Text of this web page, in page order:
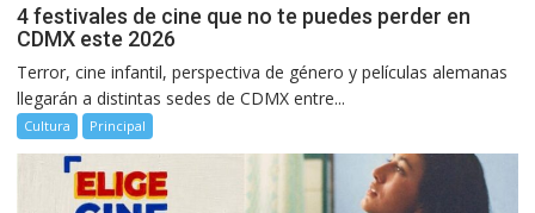
4 festivales de cine que no te puedes perder en
CDMX este 2026
Terror, cine infantil, perspectiva de género y películas alemanas
llegarán a distintas sedes de CDMX entre...
Cultura Principal